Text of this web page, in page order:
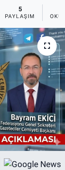
5
PAYLAŞIM